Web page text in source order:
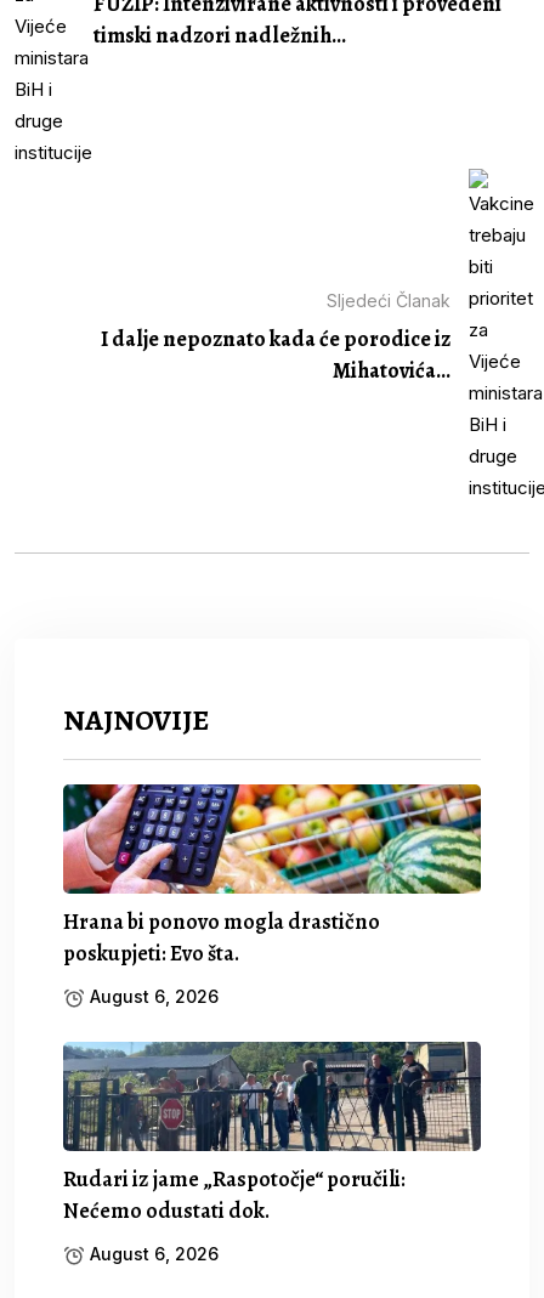
timski nadzori nadležnih...
Sljedeći Članak
I dalje nepoznato kada će porodice iz
Mihatovića...
NAJNOVIJE
Hrana bi ponovo mogla drastično
poskupjeti: Evo šta.
August 6, 2026
Rudari iz jame „Raspotočje“ poručili:
Nećemo odustati dok.
August 6, 2026